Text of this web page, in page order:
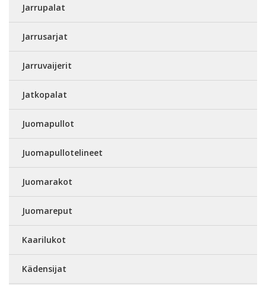
Jarrupalat
Jarrusarjat
Jarruvaijerit
Jatkopalat
Juomapullot
Juomapullotelineet
Juomarakot
Juomareput
Kaarilukot
Kädensijat